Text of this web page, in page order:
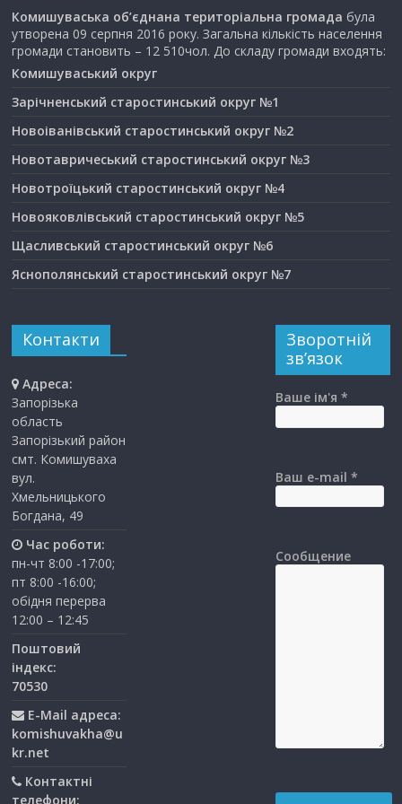
Комишуваська об’єднана територіальна громада була
утворена 09 серпня 2016 року. Загальна кількість населення
громади становить – 12 510чол. До складу громади входять:
Комишуваський округ
Зарічненський старостинський округ №1
Новоіванівський старостинський округ №2
Новотавричеський старостинський округ №3
Новотроїцький старостинський округ №4
Новояковлівський старостинський округ №5
Щасливський старостинський округ №6
Яснополянський старостинський округ №7
Контакти
Адреса:
Запорізька
область
Запорізький район
смт. Комишуваха
вул.
Хмельницького
Богдана, 49
Час роботи:
пн-чт 8:00 -17:00;
пт 8:00 -16:00;
обідня перерва
12:00 – 12:45
Поштовий
індекс:
70530
E-Mail адреса:
komishuvakha@u
kr.net
Контактні
телефони:
Зворотній
зв’язок
Ваше ім'я *
Ваш e-mail *
Сообщение